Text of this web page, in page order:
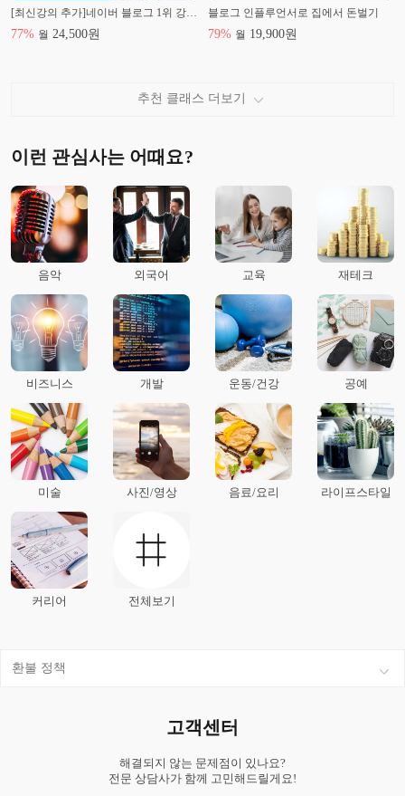
77% 월 24,500원
블로그 인플루언서로 집에서 돈벌기
79% 월 19,900원
추천 클래스 더보기
이런 관심사는 어때요?
음악 외국어 교육 재테크
비즈니스 개발 운동/건강 공예
미술 사진/영상 음료/요리 라이프스타일
커리어 전체보기
환불 정책
고객센터
해결되지 않는 문제점이 있나요?
전문 상담사가 함께 고민해드릴게요!